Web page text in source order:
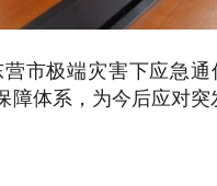
市极端灾害下应急
障体系，为今后应对